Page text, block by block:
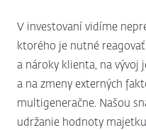
V investovaní vidíme
ktorého je nutné
a nároky klienta, na vývoj
a na zmeny externých
multigeneračne. Našou
udržanie hodnoty